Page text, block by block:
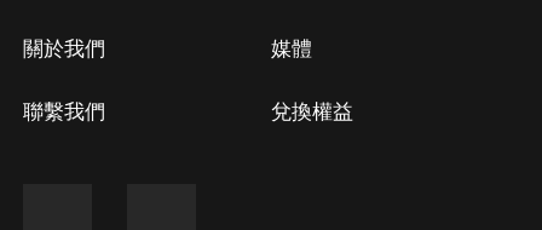
關於我們
聯繫我們
媒體
兌換權益